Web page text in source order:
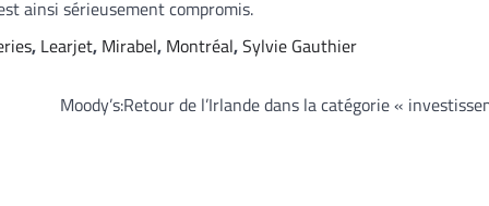
ainsi sérieusement compromis.
, Learjet, Mirabel, Montréal,Sylvie Gauthier
Moody’s:Retour de l’Irlande dans la catégorie «